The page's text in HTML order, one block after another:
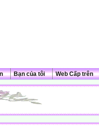
Bạn của tôi Web Cấp trên